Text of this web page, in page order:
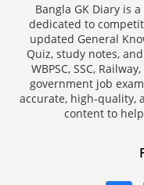
Bangla GK Diary is
dedicated to
updated General
Quiz, study notes,
WBPSC, SSC,
government job
accurate, high-quality,
content to